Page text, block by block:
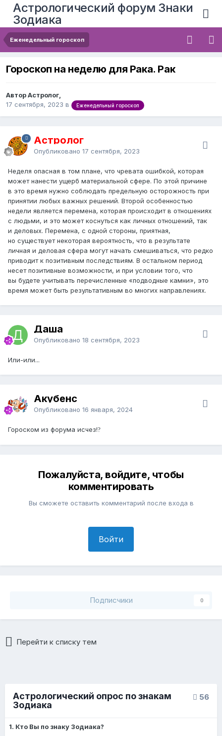
Астрологический форум Знаки
Зодиака
Еженедельный гороскоп
Гороскоп на неделю для Рака. Рак
Автор Астролог,
17 сентября, 2023 в Еженедельный гороскоп
Астролог
Опубликовано 17 сентября, 2023
Неделя опасная в том плане, что чревата ошибкой, которая
может нанести ущерб материальной сфере. По этой причине
в это время нужно соблюдать предельную осторожность при
принятии любых важных решений. Второй особенностью
недели является перемена, которая происходит в отношениях
с людьми, и это может коснуться как личных отношений, так
и деловых. Перемена, с одной стороны, приятная,
но существует некоторая вероятность, что в результате
личная и деловая сфера могут начать смешиваться, что редко
приводит к позитивным последствиям. В остальном период
несет позитивные возможности, и при условии того, что
вы будете учитывать перечисленные «подводные камни», это
время может быть результативным во многих направлениях.
Даша
Опубликовано 18 сентября, 2023
Или-или...
Акубенс
Опубликовано 16 января, 2024
Гороском из форума исчез!?
Пожалуйста, войдите, чтобы
комментировать
Вы сможете оставить комментарий после входа в
Войти
Подписчики 0
Перейти к списку тем
56
Астрологический опрос по знакам
Зодиака
1. Кто Вы по знаку Зодиака?